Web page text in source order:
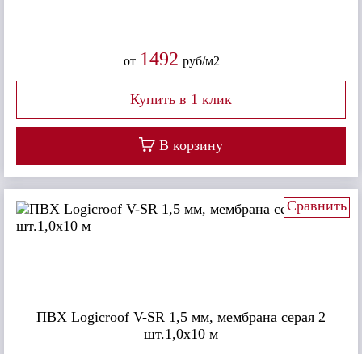
от 1492 руб/м2
В корзину
ПВХ Logicroof V-SR 1,5 мм, мембрана серая 2
шт.1,0х10 м
Сравнить